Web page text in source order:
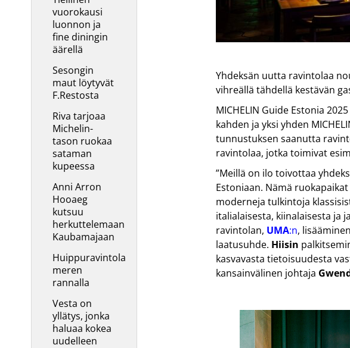
vuorokausi
luonnon ja
fine diningin
äärellä
Sesongin
maut löytyvät
F.Restosta
Riva tarjoaa
Michelin-
tason ruokaa
sataman
kupeessa
Anni Arron
Hooaeg
kutsuu
herkuttelemaan
Kaubamajaan
Huippuravintola
meren
rannalla
Vesta on
yllätys, jonka
haluaa kokea
uudelleen
Yhdeksän uutta ravintolaa
vihreällä tähdellä kestävän
MICHELIN Guide Estonia
kahden ja yksi yhden
tunnustuksen saanutta
ravintolaa, jotka toimivat
”Meillä on ilo toivottaa
Estoniaan. Nämä
moderneja tulkintoja
italialaisesta, kiinalaisesta ja
ravintolan, UMA:n,
laatusuhde. Hiisin
kasvavasta tietoisuudesta
kansainvälinen johtaja